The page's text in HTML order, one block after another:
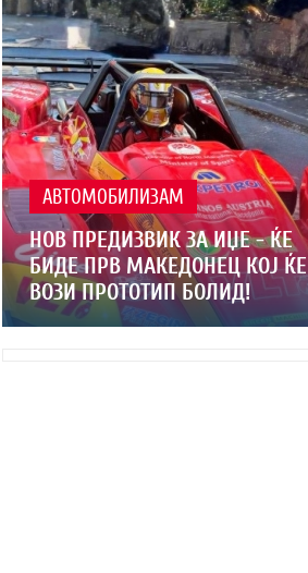
АВТОМОБИЛИЗАМ
НОВ ПРЕДИЗВИК ЗА ИЏЕ - ЌЕ
БИДЕ ПРВ МАКЕДОНЕЦ КОЈ ЌЕ
ВОЗИ ПРОТОТИП БОЛИД!